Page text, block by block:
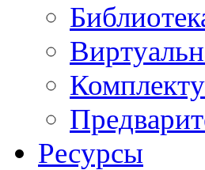
Ресурсы